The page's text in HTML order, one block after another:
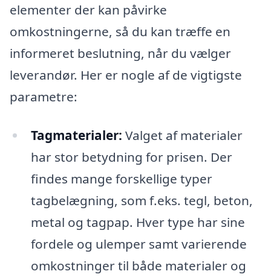
elementer der kan påvirke
omkostningerne, så du kan træffe en
informeret beslutning, når du vælger
leverandør. Her er nogle af de vigtigste
parametre:
Tagmaterialer: Valget af materialer
har stor betydning for prisen. Der
findes mange forskellige typer
tagbelægning, som f.eks. tegl, beton,
metal og tagpap. Hver type har sine
fordele og ulemper samt varierende
omkostninger til både materialer og